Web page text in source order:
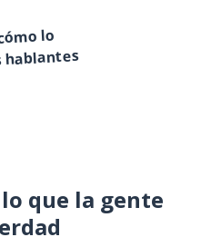
lo
hablantes
que la gente